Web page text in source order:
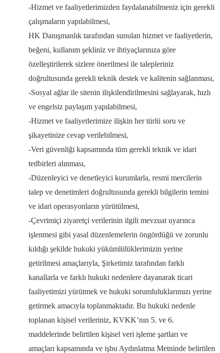
-Hizmet ve faaliyetlerimizden faydalanabilmeniz için gerekli
çalışmaların yapılabilmesi,
HK Danışmanlık tarafından sunulan hizmet ve faaliyetlerin,
beğeni, kullanım şekliniz ve ihtiyaçlarınıza göre
özelleştirilerek sizlere önerilmesi ile talepleriniz
doğrultusunda gerekli teknik destek ve kalitenin sağlanması,
-Sosyal ağlar ile sitenin ilişkilendirilmesini sağlayarak, hızlı
ve engelsiz paylaşım yapılabilmesi,
-Hizmet ve faaliyetlerimize ilişkin her türlü soru ve
şikayetinize cevap verilebilmesi,
-Veri güvenliği kapsamında tüm gerekli teknik ve idari
tedbirleri alınması,
-Düzenleyici ve denetleyici kurumlarla, resmi mercilerin
talep ve denetimleri doğrultusunda gerekli bilgilerin temini
ve idari operasyonların yürütülmesi,
-Çevrimiçi ziyaretçi verilerinin ilgili mevzuat uyarınca
işlenmesi gibi yasal düzenlemelerin öngördüğü ve zorunlu
kıldığı şekilde hukuki yükümlülüklerimizin yerine
getirilmesi amaçlarıyla, Şirketimiz tarafından farklı
kanallarla ve farklı hukuki nedenlere dayanarak ticari
faaliyetimizi yürütmek ve hukuki sorumluluklarımızı yerine
getirmek amacıyla toplanmaktadır. Bu hukuki nedenle
toplanan kişisel verileriniz, KVKK’nın 5. ve 6.
maddelerinde belirtilen kişisel veri işleme şartları ve
amaçları kapsamında ve işbu Aydınlatma Metninde belirtilen